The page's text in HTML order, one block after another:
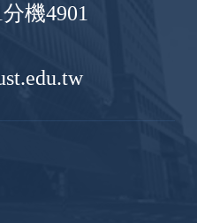
機4901